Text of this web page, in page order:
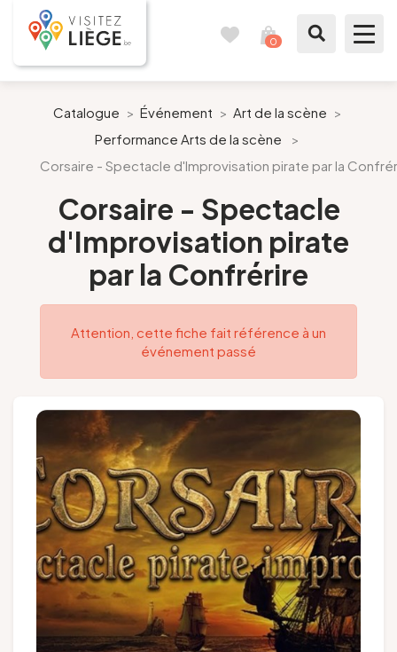
0
Comme un Liégeois
Préparer mon séjour
Nos suggestions
Pays de Liège
Suivez-nous
Presse
Groupes et voyagistes
FR EN NL DE
Catalogue > Événement > Art de la scène >
Performance Arts de la scène
>
Corsaire - Spectacle d'Improvisation pirate par la
Corsaire - Spectacle
d'Improvisation pirate
par la Confrérire
Attention, cette fiche fait référence à un
événement passé